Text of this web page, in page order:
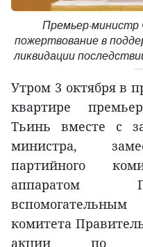
Премьер-министр
пожертвование в
ликвидации
Утром 3 октября в
квартире
Тьинь вместе с
министра,
партийного
аппаратом
комитета
акции по